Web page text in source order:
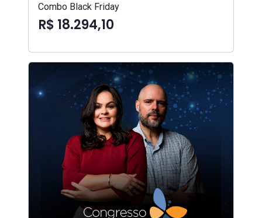
Combo Black Friday
R$ 18.294,10